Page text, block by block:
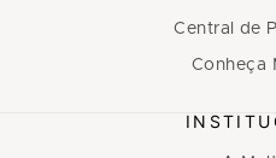
Central de
Conheça